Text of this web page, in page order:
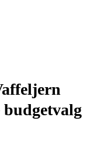
budgetvalg